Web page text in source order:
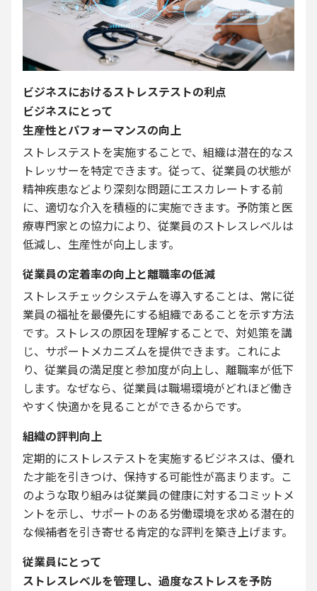
ビジネスにおけるストレステストの利点
ビジネスにとって
生産性とパフォーマンスの向上
ストレステストを実施することで、組織は潜在的なス
トレッサーを特定できます。従って、従業員の状態が
精神疾患などより深刻な問題にエスカレートする前
に、適切な介入を積極的に実施できます。予防策と医
療専門家との協力により、従業員のストレスレベルは
低減し、生産性が向上します。
従業員の定着率の向上と離職率の低減
ストレスチェックシステムを導入することは、常に従
業員の福祉を最優先にする組織であることを示す方法
です。ストレスの原因を理解することで、対処策を講
じ、サポートメカニズムを提供できます。これによ
り、従業員の満足度と参加度が向上し、離職率が低下
します。なぜなら、従業員は職場環境がどれほど働き
やすく快適かを見ることができるからです。
組織の評判向上
定期的にストレステストを実施するビジネスは、優れ
た才能を引きつけ、保持する可能性が高まります。こ
のような取り組みは従業員の健康に対するコミットメ
ントを示し、サポートのある労働環境を求める潜在的
な候補者を引き寄せる肯定的な評判を築き上げます。
従業員にとって
ストレスレベルを管理し、過度なストレスを予防